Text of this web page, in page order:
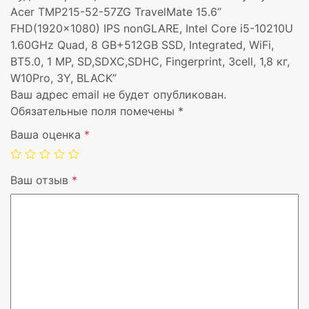
Комплектация
Батарея 3cell
Вес, кг
ОС
Гарантия
Цвет
Acer TMP215-52-57ZG TravelMate 15.6”
FHD(1920×1080) IPS nonGLARE, Intel Core i5-10210U
1.60GHz Quad, 8 GB+512GB SSD, Integrated, WiFi,
BT5.0, 1 MP, SD,SDXC,SDHC, Fingerprint, 3cell, 1,8 кг,
W10Pro, 3Y, BLACK”
Ваш адрес email не будет опубликован.
Обязательные поля помечены *
Ваша оценка *
Ваш отзыв *